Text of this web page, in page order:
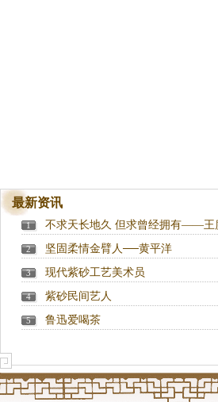
最新资讯
1 不求天长地久 但求曾经拥有——王
2 坚固柔情金臂人──黄平洋
3 现代紫砂工艺美术员
4 紫砂民间艺人
5 鲁迅爱喝茶